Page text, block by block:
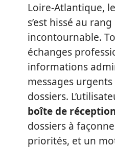
Loire-Atlantique, le
s’est hissé au rang
incontournable.
échanges
informations
messages
dossiers.
boîte de réception
dossiers à
priorités, et un